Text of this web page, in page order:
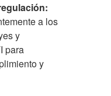
a los
y
para
y